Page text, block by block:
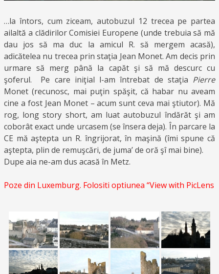
…la întors, cum ziceam, autobuzul 12 trecea pe partea
ailaltă a clădirilor Comisiei Europene (unde trebuia să mă
dau jos să ma duc la amicul R. să mergem acasă),
adicătelea nu trecea prin staţia Jean Monet. Am decis prin
urmare să merg până la capăt şi să mă descurc cu
şoferul. Pe care iniţial l-am întrebat de staţia Pierre
Monet (recunosc, mai puţin spăşit, că habar nu aveam
cine a fost Jean Monet – acum sunt ceva mai ştiutor). Mă
rog, long story short, am luat autobuzul îndărăt şi am
coborât exact unde urcasem (se însera deja). În parcare la
CE mă aştepta un R. îngrijorat, în maşină (îmi spune că
aştepta, plin de remuşcări, de juma’ de oră şî mai bine).
Dupe aia ne-am dus acasă în Metz.
Poze din Luxemburg. Folositi optiunea “View with PicLens